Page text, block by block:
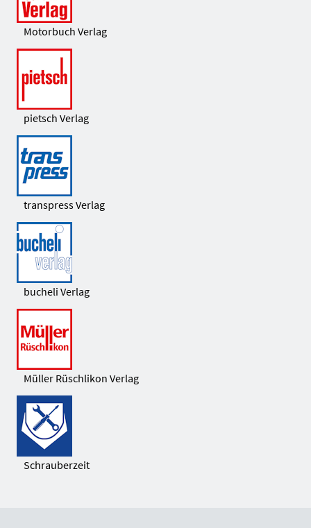
Motorbuch Verlag
pietsch Verlag
transpress Verlag
bucheli Verlag
Müller Rüschlikon Verlag
Schrauberzeit